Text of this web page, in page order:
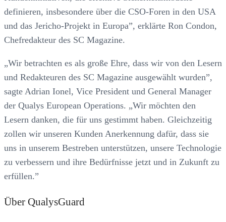
definieren, insbesondere über die CSO-Foren in den USA
und das Jericho-Projekt in Europa”, erklärte Ron Condon,
Chefredakteur des SC Magazine.
„Wir betrachten es als große Ehre, dass wir von den Lesern
und Redakteuren des SC Magazine ausgewählt wurden”,
sagte Adrian Ionel, Vice President und General Manager
der Qualys European Operations. „Wir möchten den
Lesern danken, die für uns gestimmt haben. Gleichzeitig
zollen wir unseren Kunden Anerkennung dafür, dass sie
uns in unserem Bestreben unterstützen, unsere Technologie
zu verbessern und ihre Bedürfnisse jetzt und in Zukunft zu
erfüllen.”
Über QualysGuard